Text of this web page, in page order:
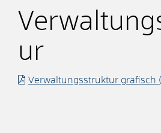
ur
Verwaltungsstruktur grafisch